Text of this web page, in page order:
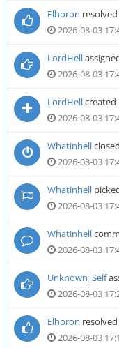
Elhoron
2026-08-03
LordHell
2026-08-03
LordHellcreated
2026-08-03
Whatinhell
2026-08-03
Whatinhell
2026-08-03
Whatinhell
2026-08-03
Unknown_Self
2026-08-03
Elhoron
2026-08-03